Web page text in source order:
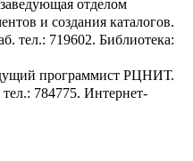
отделом
и создания каталогов.
тел.: 719602. Библиотека:
программист РЦНИТ.
тел.: 784775. Интернет-